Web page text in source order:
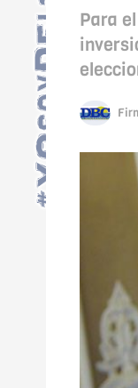
Para